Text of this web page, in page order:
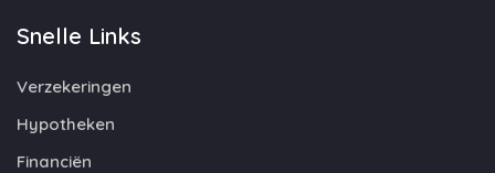
Snelle Links
Verzekeringen
Hypotheken
Financiën